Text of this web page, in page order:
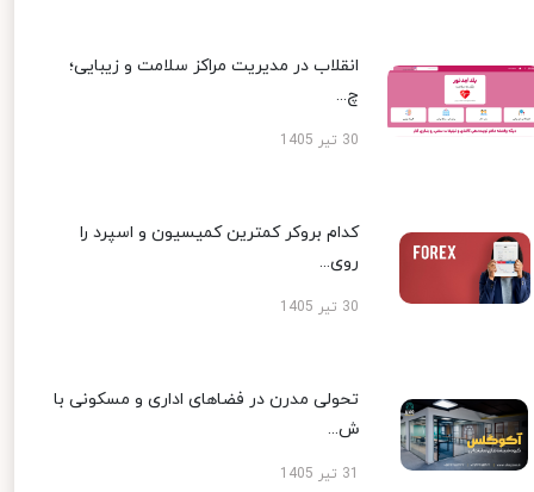
انقلاب در مدیریت مراکز سلامت و زیبایی؛
چ...
30 تیر 1405
کدام بروکر کمترین کمیسیون و اسپرد را
روی...
30 تیر 1405
تحولی مدرن در فضاهای اداری و مسکونی با
ش...